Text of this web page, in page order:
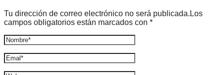
Tu dirección de correo electrónico no será publicada.Los
campos obligatorios están marcados con *